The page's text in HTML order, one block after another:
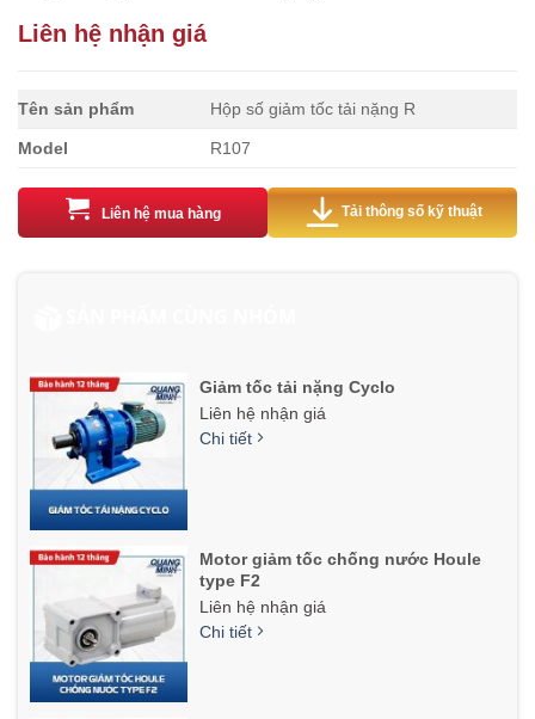
Liên hệ nhận giá
Tên sản phẩm Hộp số giảm tốc tải nặng R
Model R107
Liên hệ mua hàng Tải thông số kỹ thuật
Giảm tốc tải nặng Cyclo
Liên hệ nhận giá
Chi tiết
Motor giảm tốc chống nước Houle
type F2
Liên hệ nhận giá
Chi tiết